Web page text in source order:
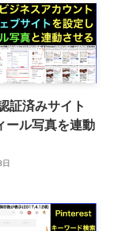
証済みサイト
ール写真を連動